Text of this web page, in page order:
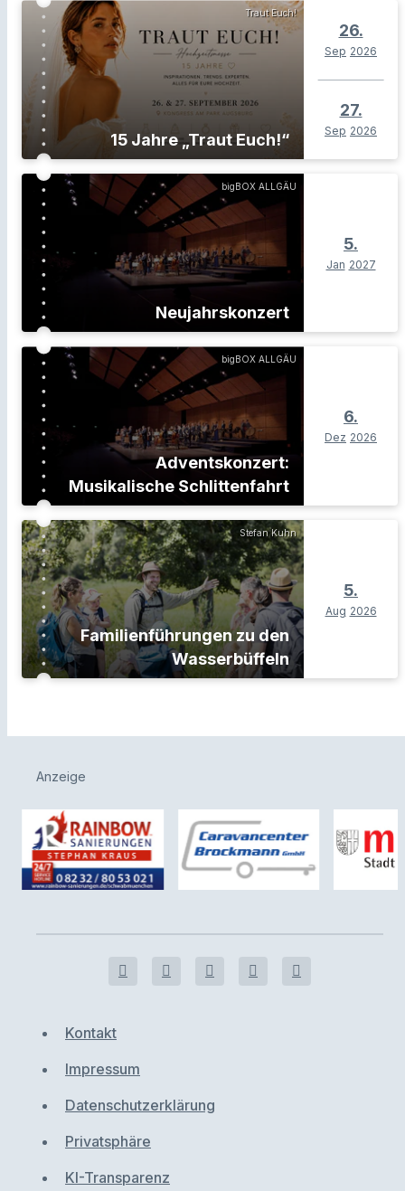
Traut Euch!
15 Jahre „Traut Euch!“
26.
Sep 2026
27.
Sep 2026
bigBOX ALLGÄU
Neujahrskonzert
5.
Jan 2027
bigBOX ALLGÄU
Adventskonzert:
Musikalische Schlittenfahrt
6.
Dez 2026
Stefan Kuhn
Familienführungen zu den
Wasserbüffeln
5.
Aug 2026
Anzeige
Kontakt
Impressum
Datenschutzerklärung
Privatsphäre
KI-Transparenz